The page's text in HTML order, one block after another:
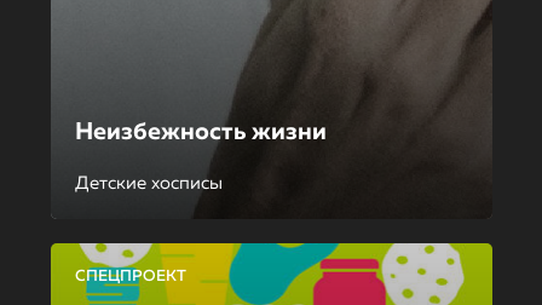
Неизбежность жизни
Детские хосписы
СПЕЦПРОЕКТ